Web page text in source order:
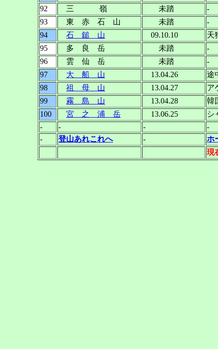
92
三 嶺 未踏
-
93
東 赤 石 山 未踏
-
94
石 鎚 山 09.10.10
天
95
多 良 岳 未踏
-
96
雲 仙 岳 未踏
-
97
大 船 山 13.04.26
途
98
祖 母 山 13.04.27
ア
99
霧 島 山 13.04.28
韓
100 宮 之 浦 岳 13.06.25
シ
-
- -
-
-
登山あれこれへ -
ホ
現